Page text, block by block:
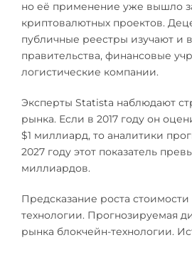
но её применение уже вышло
криптовалютных проектов.
публичные реестры изучают и
правительства, финансовые
логистические компании.
Эксперты Statista наблюдают
рынка. Если в 2017 году он
$1 миллиард, то аналитики
2027 году этот показатель
миллиардов.
Предсказание роста
технологии. Прогнозируемая
рынка блокчейн-технологии.